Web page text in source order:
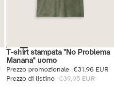
Saldi
T-shirt stampata "No Problema
Manana" uomo
Prezzo promozionale €31,96 EUR
Prezzo di listino €39,95 EUR